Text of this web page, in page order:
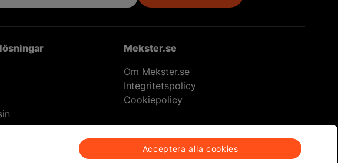
Mekster.se
Om Mekster.se
Integritetspolicy
Cookiepolicy
Fria returer Acceptera alla cookies